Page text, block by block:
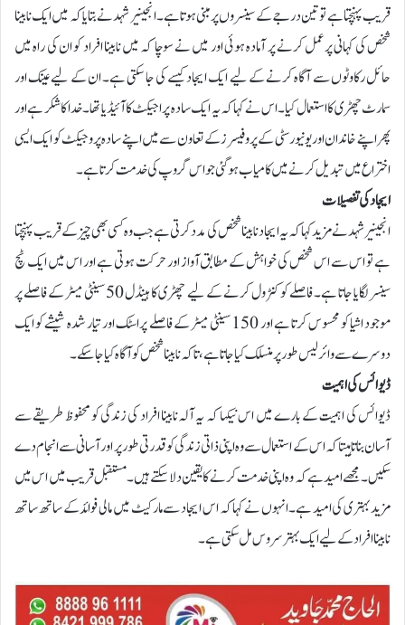
قریب پہنچتا ہے تو تین درجے کے سینسروں پر مبنی ہوتا ہے۔انجینیر شہد نے بتایا کہ میں ایک نابینا
شخص کی کہانی پرعمل کرنے پر آمادہ ہوئی اور میں نے سوچا کہ میں نابینا افراد کو ان کی راہ میں
حائل رکاوٹوں سے آگاہ کرنے کے لیے ایک ایجاد کیسے کی جا سکتی ہے۔ ان کے لیے عینک اور
سمارٹ چھڑی کا استعمال کیا۔اس نے کہا کہ یہ ایک سادہ پراجیکٹ کا آئیڈیا تھا۔ خدا کا شکر ہے اور
پھر اپنے خاندان اور یونیورسٹی کے پروفیسرزکے تعاون سے میں اپنے سادہ پروجیکٹ کو ایک ایسی
اختراع میں تبدیل کرنے میں کامیاب ہوگئی جو اس گروپ کی خدمت کرتا ہے۔
ایجاد کی تفصیلات
انجینیر شہد نے مزید کہا کہ یہ ایجاد نابینا شخص کی مدد کرتی ہے جب وہ کسی بھی چیز کے قریب پہنچتا
ہے تو اس سے اس شخص کی خواہش کے مطابق آواز اور حرکت ہوتی ہے اور اس میں ایک ٹچ
سینسر لگایا جاتا ہے۔ فاصلے کو کنٹرول کرنے کے لیے چھڑی کا ہینڈل 50 سینٹی میٹر کے فاصلے پر
موجود اشیا کو محسوس کرتا ہے اور 150 سینٹی میٹر کے فاصلے پراسٹک اور تیار شدہ شیشے کو ایک
دوسرے سے وائرلیس طور پر منسلک کیا جاتا ہے، تاکہ نابینا شخص کو آگاہ کیا جا سکے۔
ڈیوائس کی اہمیت
ڈیوائس کی اہمیت کے بارے میں اس نیکہا کہ یہ آلہ نابینا افراد کی زندگی کو محفوظ طریقے سے
آسان بناتا ہیتاکہ اس کے استعمال سے وہ اپنی ذاتی زندگی کو قدرتی طور پر اور آسانی سے انجام دے
سکیں ۔ مجھے امید ہے کہ وہ اپنی خدمت کرنے کا یقین دلا سکتے ہیں۔ مستقبل قریب میں اس میں
مزید بہتری کی امید ہے۔انہوں نے کہا کہ اس ایجاد سے مارکیٹ میں مالی فوائد کے ساتھ ساتھ
نابینا افراد کے لیے ایک بہتر سروس مل سکتی ہے۔